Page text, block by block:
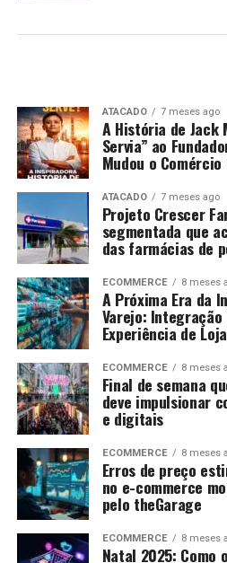
ATACADO 7 meses ago
A História de Jack
Servia” ao
Mudou o Comércio
ATACADO 7 meses ago
Projeto Crescer
segmentada que
das farmácias de
ECOMMERCE 8 meses
A Próxima Era da
Varejo: Integração
Experiência de
ECOMMERCE 8 meses
Final de semana
deve impulsionar
e digitais
ECOMMERCE 8 meses
Erros de preço
no e-commerce
pelo theGarage
ECOMMERCE 8 meses
Natal 2025: Como